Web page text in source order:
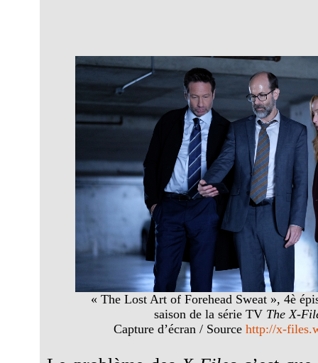
« The Lost Art of Forehead Sweat », 4è
saison de la série TV The X-
Capture d’écran / Sourcehttp://x-